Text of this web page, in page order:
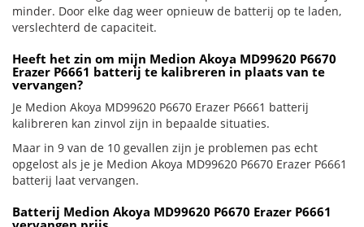
minder. Door elke dag weer opnieuw de batterij op te laden,
verslechterd de capaciteit.
Heeft het zin om mijn Medion Akoya MD99620 P6670
Erazer P6661 batterij te kalibreren in plaats van te
vervangen?
Je Medion Akoya MD99620 P6670 Erazer P6661 batterij
kalibreren kan zinvol zijn in bepaalde situaties.
Maar in 9 van de 10 gevallen zijn je problemen pas echt
opgelost als je je Medion Akoya MD99620 P6670 Erazer P6661
batterij laat vervangen.
Batterij Medion Akoya MD99620 P6670 Erazer P6661